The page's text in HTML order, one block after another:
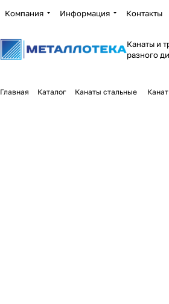
Компания Информация Контакты
Канаты и
разного
Главная Каталог Канаты стальные